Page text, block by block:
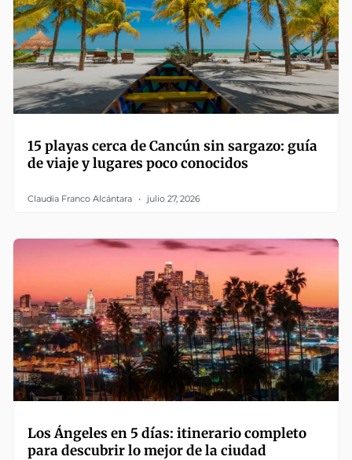
15 playas cerca de Cancún sin sargazo: guía
de viaje y lugares poco conocidos
Claudia Franco Alcántara julio 27, 2026
Los Ángeles en 5 días: itinerario completo
para descubrir lo mejor de la ciudad